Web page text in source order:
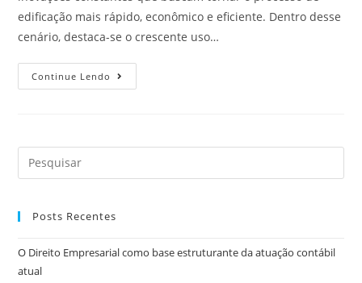
edificação mais rápido, econômico e eficiente. Dentro desse
cenário, destaca-se o crescente uso…
Continue Lendo
Posts Recentes
O Direito Empresarial como base estruturante da atuação contábil
atual